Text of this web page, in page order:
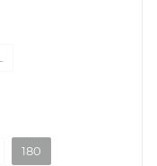
180